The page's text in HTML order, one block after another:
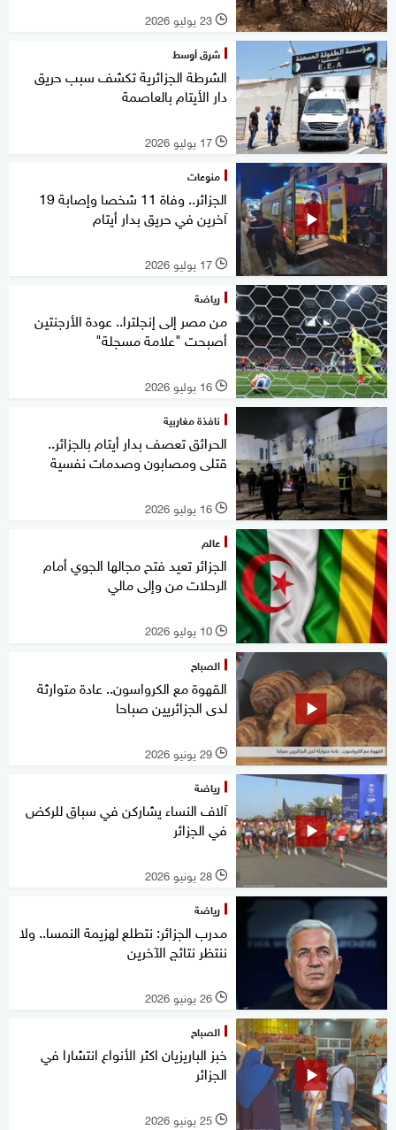
l 23 يوليو 2026
شرق أوسط
الشرطة الجزائرية تكشف سبب حريق
دار الأيتام بالعاصمة
l 17 يوليو 2026
منوعات
الجزائر.. وفاة 11 شخصا وإصابة 19
آخرين في حريق بدار أيتام
l 17 يوليو 2026
رياضة
من مصر إلى إنجلترا.. عودة الأرجنتين
أصبحت "علامة مسجلة"
l 16 يوليو 2026
نافذة مغاربية
الحرائق تعصف بدار أيتام بالجزائر..
قتلى ومصابون وصدمات نفسية
l 16 يوليو 2026
عالم
الجزائر تعيد فتح مجالها الجوي أمام
الرحلات من وإلى مالي
l 10 يوليو 2026
الصباح
القهوة مع الكرواسون.. عادة متوارثة
لدى الجزائريين صباحا
l 29 يونيو 2026
رياضة
آلاف النساء يشاركن في سباق للركض
في الجزائر
l 28 يونيو 2026
رياضة
مدرب الجزائر: نتطلع لهزيمة النمسا.. ولا
ننتظر نتائج الآخرين
l 26 يونيو 2026
الصباح
خبز الباريزيان اكثر الأنواع انتشارا في
الجزائر
l 25 يونيو 2026